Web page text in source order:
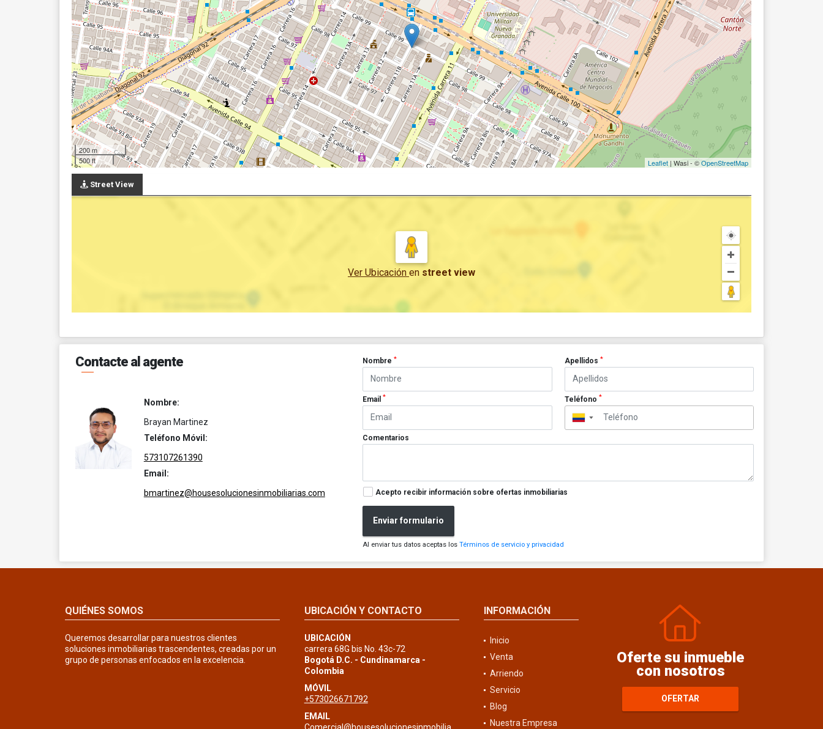
200 m
500 ft
Leaflet | Wasi - ©OpenStreetMap
Street View
Ver Ubicación en street view
Contacte al agente
Nombre:
Brayan Martinez
Teléfono Móvil:
573107261390
Email:
bmartinez@housesolucionesinmobiliarias.com
Nombre* Apellidos *
Email* Teléfono *
▼
Comentarios
Acepto recibir información sobre ofertas inmobiliarias
Enviar formulario
Al enviar tus datos aceptas losTérminos de servicio y privacidad
QUIÉNES SOMOS
Queremos desarrollar para nuestros clientes
soluciones inmobiliarias trascendentes, creadas por un
grupo de personas enfocados en la excelencia.
UBICACIÓN Y CONTACTO
UBICACIÓN
carrera 68G bis No. 43c-72
Bogotá D.C. - Cundinamarca -
Colombia
MÓVIL
+573026671792
EMAIL
INFORMACIÓN
Inicio
Venta
Arriendo
Servicio
Blog
Nuestra Empresa
Oferte su inmueble
con nosotros
OFERTAR